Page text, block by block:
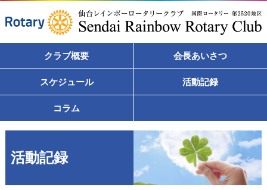
クラブ概要 会長あいさつ
スケジュール 活動記録
コラム
活動記録